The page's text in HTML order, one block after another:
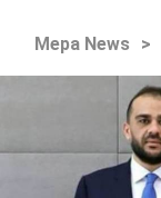
Mepa News >